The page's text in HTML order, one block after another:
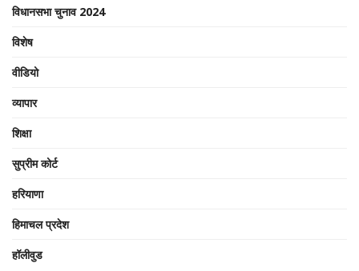
विधानसभा चुनाव 2024
विशेष
वीडियो
व्यापार
शिक्षा
सुप्रीम कोर्ट
हरियाणा
हिमाचल प्रदेश
हॉलीवुड